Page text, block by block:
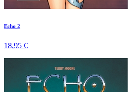
Echo 2
18,95 €